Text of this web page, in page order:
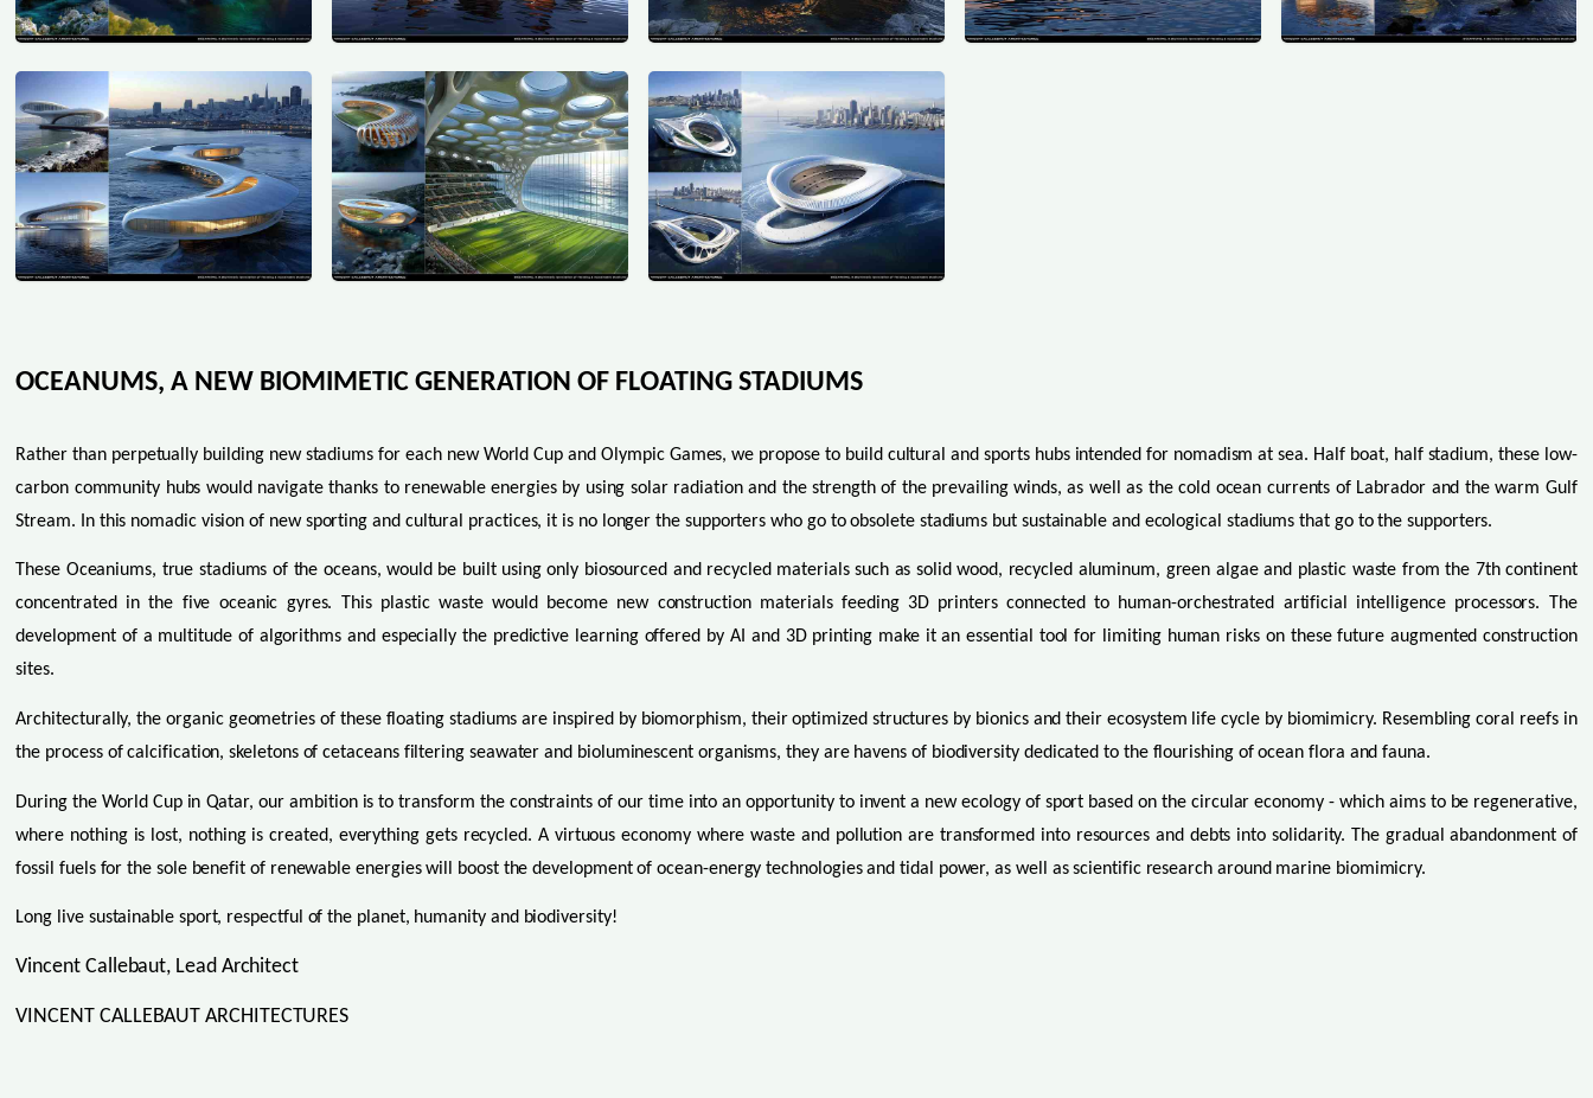
OCEANUMS, A NEW BIOMIMETIC GENERATION OF FLOATING STADIUMS
Rather than perpetually building new stadiums for each new World Cup and Olympic Games, we propose to build cultural and sports hubs intended for nomadism at sea. Half boat, half stadium, these low-
carbon community hubs would navigate thanks to renewable energies by using solar radiation and the strength of the prevailing winds, as well as the cold ocean currents of Labrador and the warm Gulf
Stream. In this nomadic vision of new sporting and cultural practices, it is no longer the supporters who go to obsolete stadiums but sustainable and ecological stadiums that go to the supporters.
These Oceaniums, true stadiums of the oceans, would be built using only biosourced and recycled materials such as solid wood, recycled aluminum, green algae and plastic waste from the 7th continent
concentrated in the five oceanic gyres. This plastic waste would become new construction materials feeding 3D printers connected to human-orchestrated artificial intelligence processors. The
development of a multitude of algorithms and especially the predictive learning offered by AI and 3D printing make it an essential tool for limiting human risks on these future augmented construction
sites.
Architecturally, the organic geometries of these floating stadiums are inspired by biomorphism, their optimized structures by bionics and their ecosystem life cycle by biomimicry. Resembling coral reefs in
the process of calcification, skeletons of cetaceans filtering seawater and bioluminescent organisms, they are havens of biodiversity dedicated to the flourishing of ocean flora and fauna.
During the World Cup in Qatar, our ambition is to transform the constraints of our time into an opportunity to invent a new ecology of sport based on the circular economy - which aims to be regenerative,
where nothing is lost, nothing is created, everything gets recycled. A virtuous economy where waste and pollution are transformed into resources and debts into solidarity. The gradual abandonment of
fossil fuels for the sole benefit of renewable energies will boost the development of ocean-energy technologies and tidal power, as well as scientific research around marine biomimicry.
Long live sustainable sport, respectful of the planet, humanity and biodiversity!
Vincent Callebaut, Lead Architect
VINCENT CALLEBAUT ARCHITECTURES